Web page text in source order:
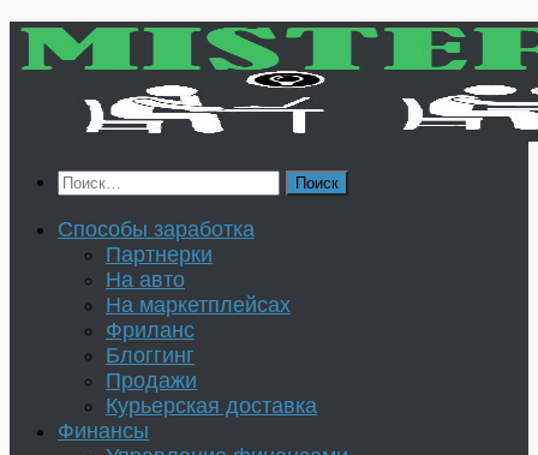
Перейти
Найти:
Способы заработка
Партнерки
На авто
На маркетплейсах
Фриланс
Блоггинг
Продажи
Курьерская доставка
Финансы